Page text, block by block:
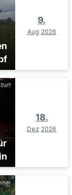
9.
Aug 2026
18.
Dez 2026